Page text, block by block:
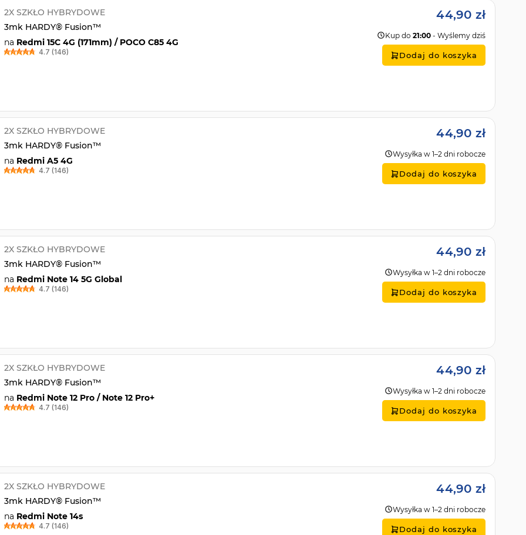
2X SZKŁO HYBRYDOWE
3mk HARDY® Fusion™
na Redmi 15C 4G (171mm) / POCO C85 4G
4.7 (146)
44,90 zł
Kup do 21:00 - Wyślemy dziś
Dodaj do koszyka
2X SZKŁO HYBRYDOWE
3mk HARDY® Fusion™
na Redmi A5 4G
4.7 (146)
44,90 zł
Wysyłka w 1–2 dni robocze
Dodaj do koszyka
2X SZKŁO HYBRYDOWE
3mk HARDY® Fusion™
na Redmi Note 14 5G Global
4.7 (146)
44,90 zł
Wysyłka w 1–2 dni robocze
Dodaj do koszyka
2X SZKŁO HYBRYDOWE
3mk HARDY® Fusion™
na Redmi Note 12 Pro / Note 12 Pro+
4.7 (146)
44,90 zł
Wysyłka w 1–2 dni robocze
Dodaj do koszyka
2X SZKŁO HYBRYDOWE
3mk HARDY® Fusion™
na Redmi Note 14s
4.7 (146)
44,90 zł
Wysyłka w 1–2 dni robocze
Dodaj do koszyka